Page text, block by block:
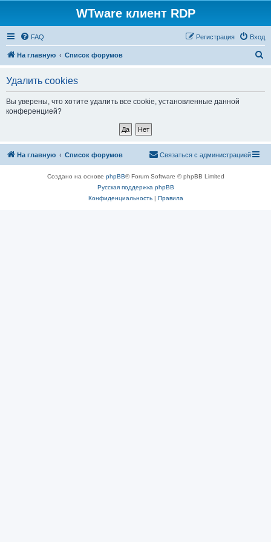
WTware клиент RDP
FAQ Вход
Регистрация
На главную Список форумов
Удалить cookies
Вы уверены, что хотите удалить все cookie, установленные данной
конференцией?
На главную Список форумов Связаться с администрацией
Создано на основе phpBB® Forum Software © phpBB Limited
Русская поддержка phpBB
Конфиденциальность| Правила